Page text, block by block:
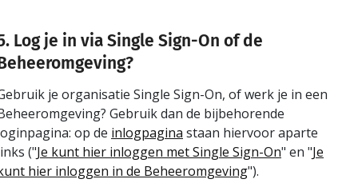
Log je in via Single Sign-On of de
je organisatie Single Sign-On, of werk je in een
Gebruik dan de bijbehorende
op de inlogpagina staan hiervoor aparte
("Je kunt hier inloggen met Single Sign-On" en "Je
hier inloggen in de Beheeromgeving").